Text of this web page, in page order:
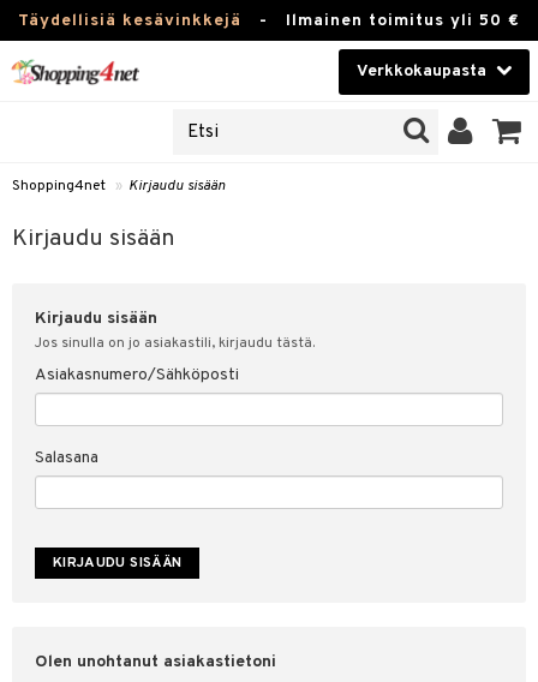
Täydellisiä kesävinkkejä - Ilmainen toimitus yli 50 €
Verkkokaupasta
Piilolinssit
Luontaistuotteet
Fitness
Koti & Sisustus
Lelut, Lapsi & Vauva
Tuotemerkkejä
Shopping4net » Kirjaudu sisään
Kirjaudu sisään
Kirjaudu sisään
Jos sinulla on jo asiakastili, kirjaudu tästä.
Asiakasnumero/Sähköposti
Salasana
Olen unohtanut asiakastietoni
sisään
& vastauksia
myyntiehdot
suojaus